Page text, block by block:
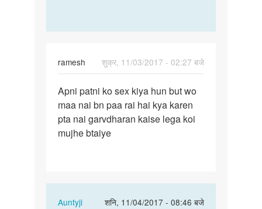
ramesh
शुक्र, 11/03/2017 - 02:27 बजे
Apni
patni
ko
sex
Apni patni ko sex kiya hun but wo
maa nai bn paa rai hai kya karen
pta nai garvdharan kaise lega koi
mujhe btaiye
Auntyji
शनि, 11/04/2017 - 08:46 बजे
In